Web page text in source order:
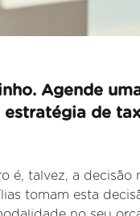
Agende
de
é, talvez, a
tomam esta